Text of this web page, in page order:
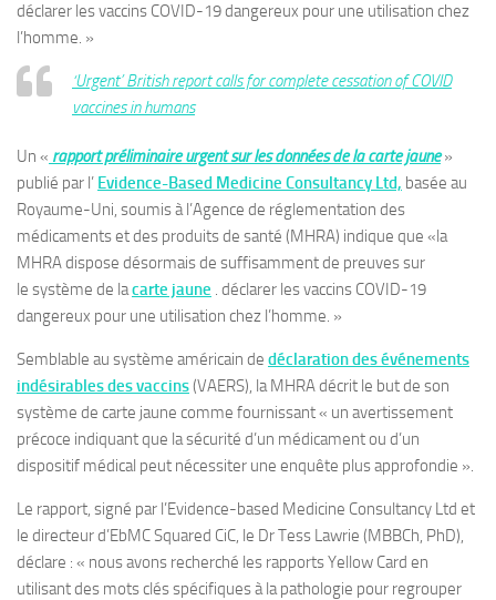
déclarer les vaccins COVID-19 dangereux pour une utilisation chez
l’homme. »
‘Urgent’ British report calls for complete cessation of COVID
vaccines in humans
Un « rapport préliminaire urgent sur les données de la carte jaune»
publié par l’ Evidence-Based Medicine Consultancy Ltd, basée au
Royaume-Uni, soumis à l’Agence de réglementation des
médicaments et des produits de santé (MHRA) indique que «la
MHRA dispose désormais de suffisamment de preuves sur
le système de lacarte jaune . déclarer les vaccins COVID-19
dangereux pour une utilisation chez l’homme. »
Semblable au système américain de déclaration des événements
indésirables des vaccins(VAERS), la MHRA décrit le but de son
système de carte jaune comme fournissant « un avertissement
précoce indiquant que la sécurité d’un médicament ou d’un
dispositif médical peut nécessiter une enquête plus approfondie ».
Le rapport, signé par l’Evidence-based Medicine Consultancy Ltd et
le directeur d’EbMC Squared CiC, le Dr Tess Lawrie (MBBCh, PhD),
déclare : « nous avons recherché les rapports Yellow Card en
utilisant des mots clés spécifiques à la pathologie pour regrouper